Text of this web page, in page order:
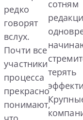
редко
говорят
вслух.
Почти все
участники
процесса
прекрасно
понимают,
сотням
терять